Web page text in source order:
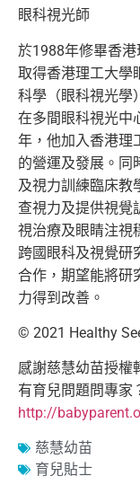
眼科視光師
於1988年修畢香
取得香港理工大學
科學（眼科視光學
在多間眼科視光中
年，他加入香港理
的營運及發展。同
及視力訓練臨床教
查視力及提供視覺
視治療及眼睛注視
跨國眼科及視覺研
合作，期望能將研
力得到改善。
© 2021 Healthy
感謝慈慧幼苗授權
有育兒問題問專家
http://
慈慧幼苗
育兒貼士